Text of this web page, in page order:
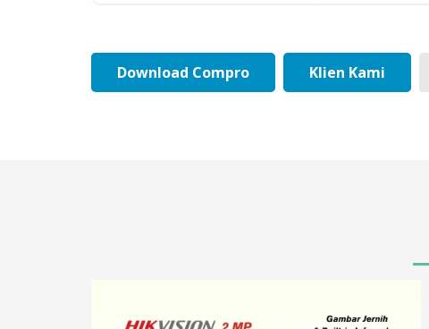
Download Compro Klien Kami